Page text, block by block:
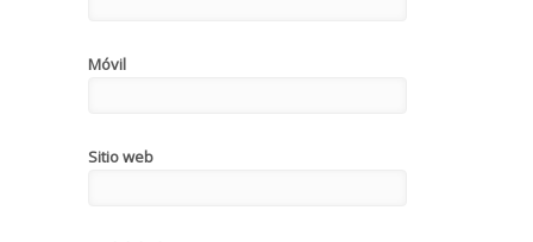
Móvil
Sitio web